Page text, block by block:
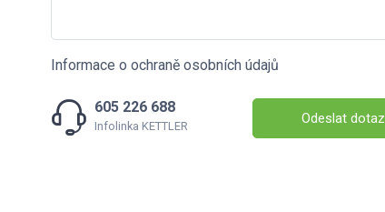
Informace o ochraně osobních údajů
605 226 688
Infolinka KETTLER Odeslat dotaz